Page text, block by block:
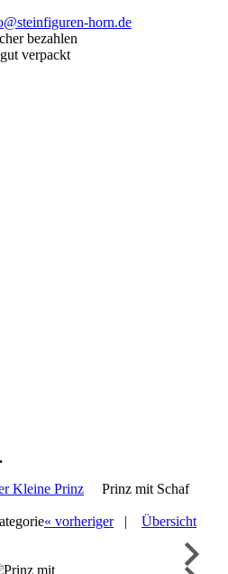
horn.de
bezahlen
verpackt
Kleine Prinz
Prinz mit Schaf
« vorheriger| Übersicht